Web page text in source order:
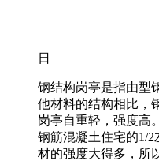
日
钢结构岗亭是指由型
他材料的结构相比，
岗亭自重轻，强度高
钢筋混凝土住宅的1/
材的强度大得多，所